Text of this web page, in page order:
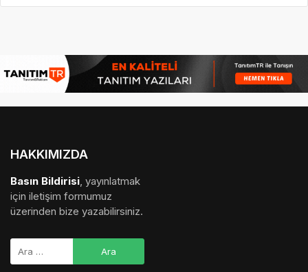
HAKKIMIZDA
Basın Bildirisi, yayınlatmak
için iletişim formumuz
üzerinden bize yazabilirsiniz.